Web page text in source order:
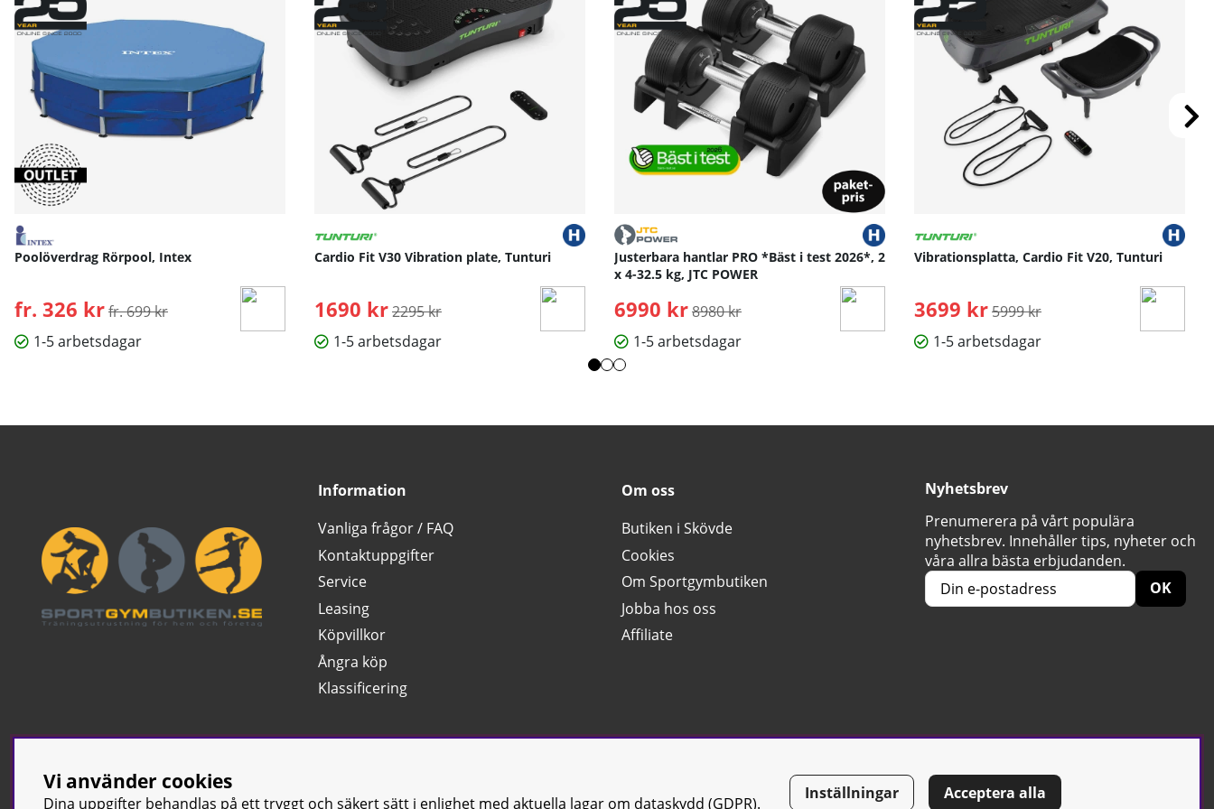
Poolöverdrag Rörpool, Intex
fr. 326 krOrdinarie pris:
fr. 699 kr
1-5 arbetsdagar
Cardio Fit V30 Vibration plate, Tunturi
1690 kr Ordinarie pris:
2295 kr
1-5 arbetsdagar
Justerbara hantlar PRO *Bäst i test 2026*, 2
x 4-32.5 kg, JTC POWER
6990 kr Ordinarie pris:
8980 kr
1-5 arbetsdagar
Vibrationsplatta, Cardio Fit V20, Tunturi
3699 kr Ordinarie pris:
5999 kr
1-5 arbetsdagar
Information
Vanliga frågor / FAQ
Kontaktuppgifter
Service
Leasing
Köpvillkor
Ångra köp
Klassificering
Om oss
Butiken i Skövde
Cookies
Om Sportgymbutiken
Jobba hos oss
Affiliate
Nyhetsbrev
Prenumerera på vårt populära
nyhetsbrev. Innehåller tips, nyheter och
våra allra bästa erbjudanden.
OK
Vi använder cookies
Dina uppgifter behandlas på ett tryggt och säkert sätt i enlighet med aktuella lagar om dataskydd (GDPR).
Inställningar Acceptera alla